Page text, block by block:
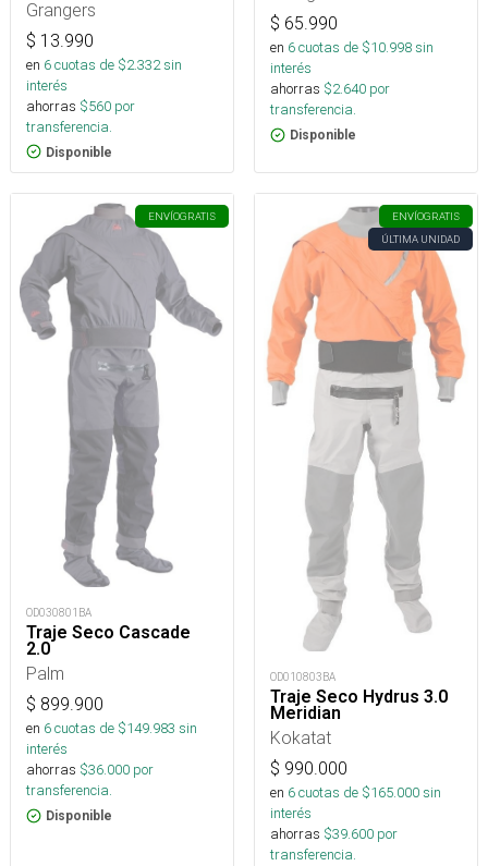
75 Ml
Grangers
$ 13.990
en 6cuotas de $2.332sin
interés
ahorras $560 por
transferencia.
Disponible
$ 65.990
en 6cuotas de $10.998sin
interés
ahorras $2.640 por
transferencia.
Disponible
ENVÍOGRATIS
OD030801BA
Traje Seco Cascade
2.0
Palm
$ 899.900
en 6cuotas de $149.983 sin
interés
ahorras $36.000 por
transferencia.
Disponible
ENVÍOGRATIS
ÚLTIMA UNIDAD
OD010803BA
Traje Seco Hydrus 3.0
Meridian
Kokatat
$ 990.000
en 6cuotas de $165.000sin
interés
ahorras $39.600 por
transferencia.